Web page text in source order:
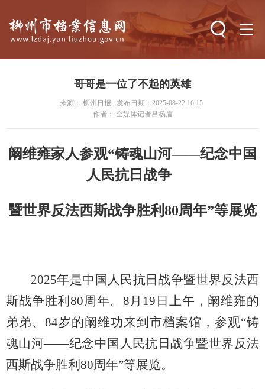
搜索
哥哥是一位了不起的英雄
来源： 柳州日报
发布日期：2025-08-22 16:15
作者： 全媒体记者吕杨眉
阚维雍家人参观“铸魂山河——纪念中国
人民抗日战争
暨世界反法西斯战争胜利80周年”等展览
2025年是中国人民抗日战争暨世界反法西
斯战争胜利80周年。8月19日上午，阚维雍的
弟弟、84岁的阚维功来到市档案馆，参观“铸
魂山河——纪念中国人民抗日战争暨世界反法
西斯战争胜利80周年”等展览。